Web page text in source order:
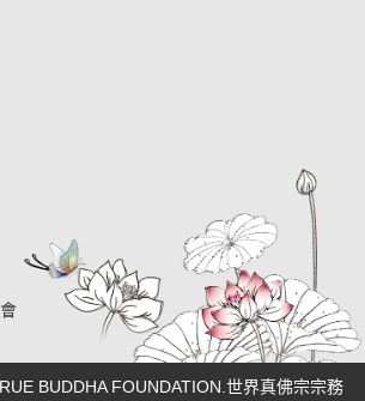
BUDDHA FOUNDATION.世界真佛宗宗務